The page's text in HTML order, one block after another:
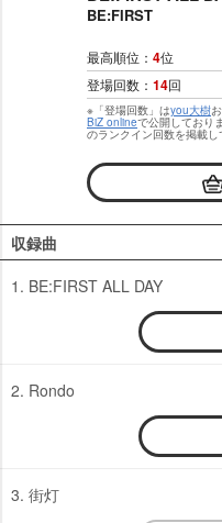
BE:FIRST
最高順位： 4位
登場回数： 14回
※「登場回数」はyou大樹
BiZ onlineで公開しており
のランクイン回数を掲載し
収録曲
1. BE:FIRST ALL DAY
2. Rondo
3. 街灯